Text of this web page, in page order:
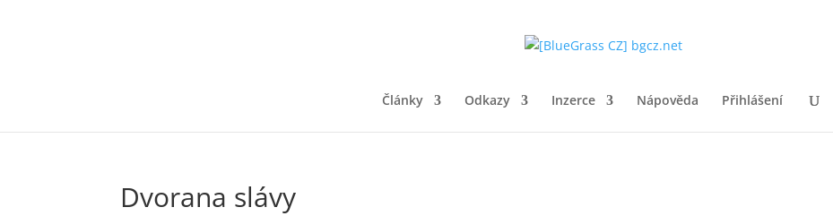
Články Odkazy Inzerce Nápověda Přihlášení
Dvorana slávy